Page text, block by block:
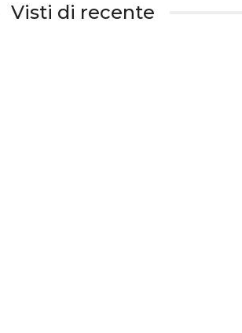
Visti di recente